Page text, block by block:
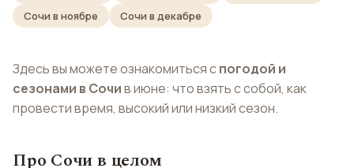
Сочи в ноябре
Сочи в декабре
Здесь вы можете ознакомиться спогодой и
сезонами в Сочив июне: что взять с собой, как
провести время, высокий или низкий сезон.
Про Сочи в целом